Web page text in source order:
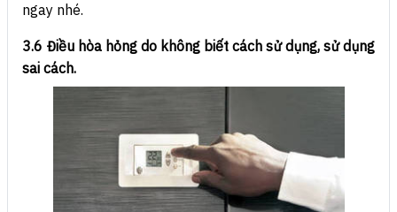
ngay nhé.
3.6 Điều hòa hỏng do không biết cách sử dụng, sử dụng
sai cách.